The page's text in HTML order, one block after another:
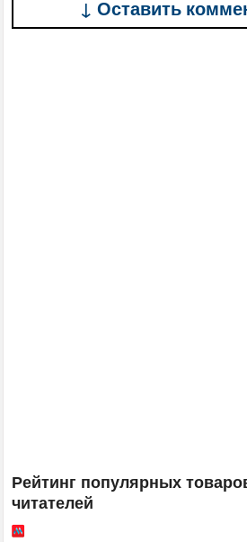
↓ Оставить
Рейтинг популярных
читателей